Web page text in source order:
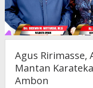
Agus Ririmasse,
Mantan
Ambon